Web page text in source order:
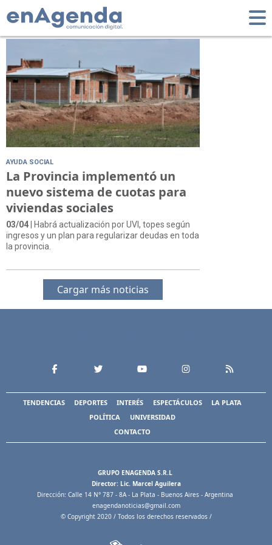
Tag: UVI
AYUDA SOCIAL
La Provincia implementó un
nuevo sistema de cuotas para
viviendas sociales
03/04 | Habrá actualización por UVI, topes según
ingresos y un plan para regularizar deudas en toda
la provincia.
Cargar más noticias
TENDENCIAS DEPORTES INTERÉS ESPECTÁCULOS
LA PLATA
POLÍTICA
UNIVERSIDAD
CONTACTO
GRUPO ENAGENDA S.R.L
Director: Lic. Marcel Aguilera
Dirección: Calle 14 N° 787 - 8A - La Plata - Buenos Aires - Argentina
enagendanoticias@gmail.com
© Copyright 2020 / Todos los derechos reservados /